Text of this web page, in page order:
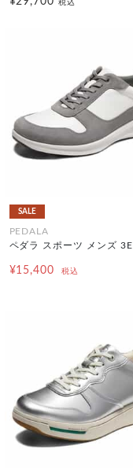
税込
SALE
PEDALA
ペダラ スポーツ メンズ 3E
¥15,400 税込